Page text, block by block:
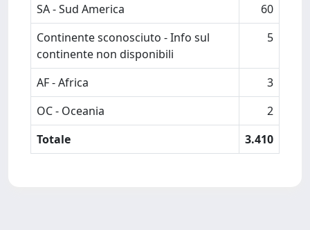
SA - Sud America
60
Continente sconosciuto - Info sul
continente non disponibili
5
AF - Africa
3
OC - Oceania
2
Totale
3.410